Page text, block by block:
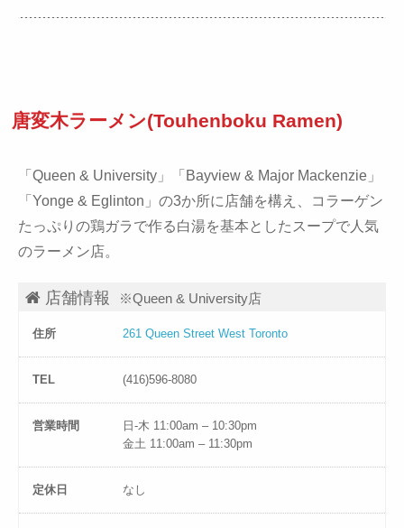
唐変木ラーメン(Touhenboku Ramen)
「Queen & University」「Bayview & Major Mackenzie」
「Yonge & Eglinton」の3か所に店舗を構え、コラーゲン
たっぷりの鶏ガラで作る白湯を基本としたスープで人気
のラーメン店。
店舗情報 ※Queen & University店
住所 261 Queen Street West Toronto
TEL (416)596-8080
営業時間
日-木 11:00am – 10:30pm
金土 11:00am – 11:30pm
定休日 なし